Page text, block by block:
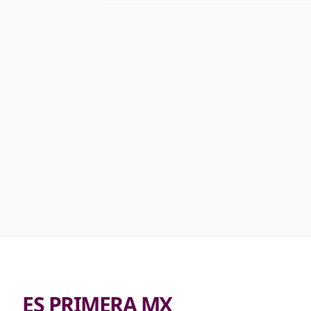
ES PRIMERA MX